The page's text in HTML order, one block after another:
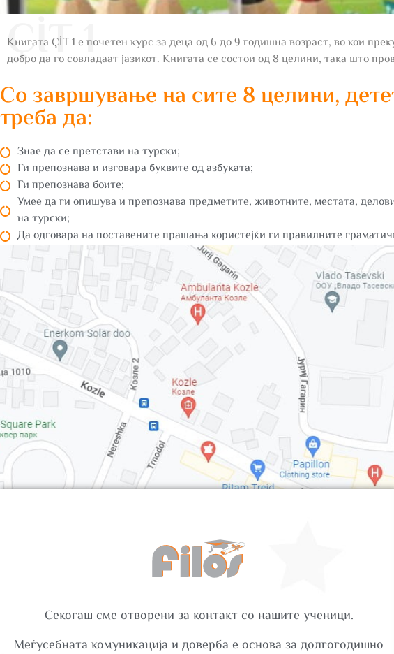
ÇİT 1
Книгата ÇİT 1 е почетен курс за деца од 6 до 9 годишна возраст, во кои
добро да го совладаат јазикот. Книгата се состои од 8 целини, така што
Со завршување на сите 8 целини,
треба да:
Знае да се претстави на турски;
Ги препознава и изговара буквите од азбуката;
Ги препознава боите;
Умее да ги опишува и препознава предметите, животните, местата,
на турски;
Да одговара на поставените прашања користејќи ги правилните
Секогаш сме отворени за контакт со нашите ученици.
Меѓусебната комуникација и доверба е основа за долгогодишно